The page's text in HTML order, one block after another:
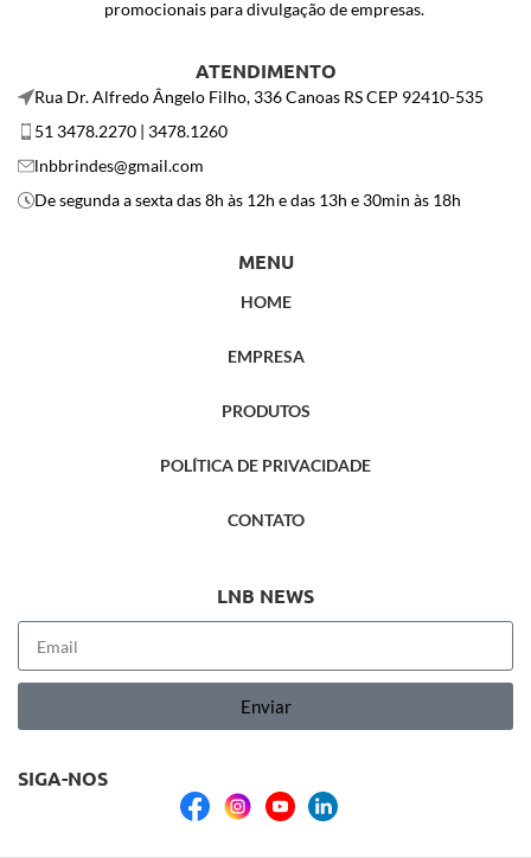
promocionais para divulgação de empresas.
ATENDIMENTO
Rua Dr. Alfredo Ângelo Filho, 336 Canoas RS CEP 92410-535
51 3478.2270 | 3478.1260
lnbbrindes@gmail.com
De segunda a sexta das 8h às 12h e das 13h e 30min às 18h
MENU
HOME
EMPRESA
PRODUTOS
POLÍTICA DE PRIVACIDADE
CONTATO
LNB NEWS
Enviar
SIGA-NOS